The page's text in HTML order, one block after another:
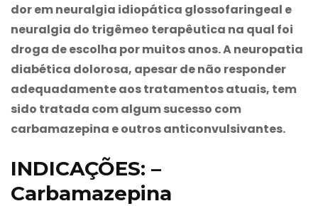
dor em neuralgia idiopática glossofaringeal e
neuralgia do trigêmeo terapêutica na qual foi
droga de escolha por muitos anos. A neuropatia
diabética dolorosa, apesar de não responder
adequadamente aos tratamentos atuais, tem
sido tratada com algum sucesso com
carbamazepina e outros anticonvulsivantes.
INDICAÇÕES: –
Carbamazepina